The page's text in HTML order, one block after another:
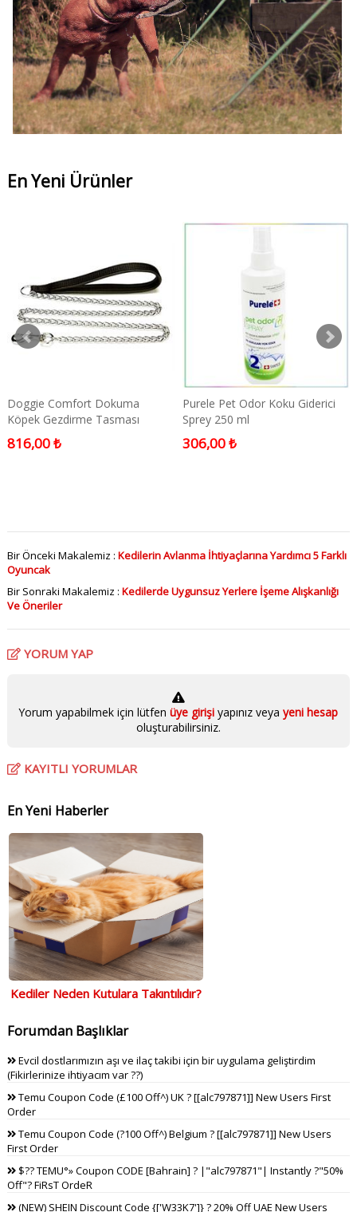
En Yeni Ürünler
Doggie Comfort Dokuma
Köpek Gezdirme Tasması
Medium Siyah 2,5x110 Cm
816,00 ₺
Purele Pet Odor Koku Giderici
Sprey 250 ml
306,00 ₺
Bir Önceki Makalemiz : Kedilerin Avlanma İhtiyaçlarına Yardımcı 5 Farklı
Oyuncak
Bir Sonraki Makalemiz : Kedilerde Uygunsuz Yerlere İşeme Alışkanlığı
Ve Öneriler
YORUM YAP
Yorum yapabilmek için lütfenüye girişiyapınız veya yeni hesap
oluşturabilirsiniz.
KAYITLI YORUMLAR
En Yeni Haberler
Kediler Neden Kutulara Takıntılıdır?
Forumdan Başlıklar
Evcil dostlarımızın aşı ve ilaç takibi için bir uygulama geliştirdim
(Fikirlerinize ihtiyacım var ??)
Temu Coupon Code (£100 Off^) UK ? [[alc797871]] New Users First
Order
Temu Coupon Code (?100 Off^) Belgium ? [[alc797871]] New Users
First Order
$?? TEMU°» Coupon CODE [Bahrain] ? |"alc797871"| Instantly ?"50%
Off"? FiRsT OrdeR
(NEW) SHEIN Discount Code {['W33K7']} ? 20% Off UAE New Users